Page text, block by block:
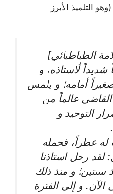
(وهو التلميذ الأبرز
الطباطبائي]
لُاستاذه، و
أمامه؛ و يلمس
عالماً من
التوحيد و
له عطراً، فحمله
لقد رحل استاذنا
سنتين؛ و منذ ذلك
و إلى الفترة